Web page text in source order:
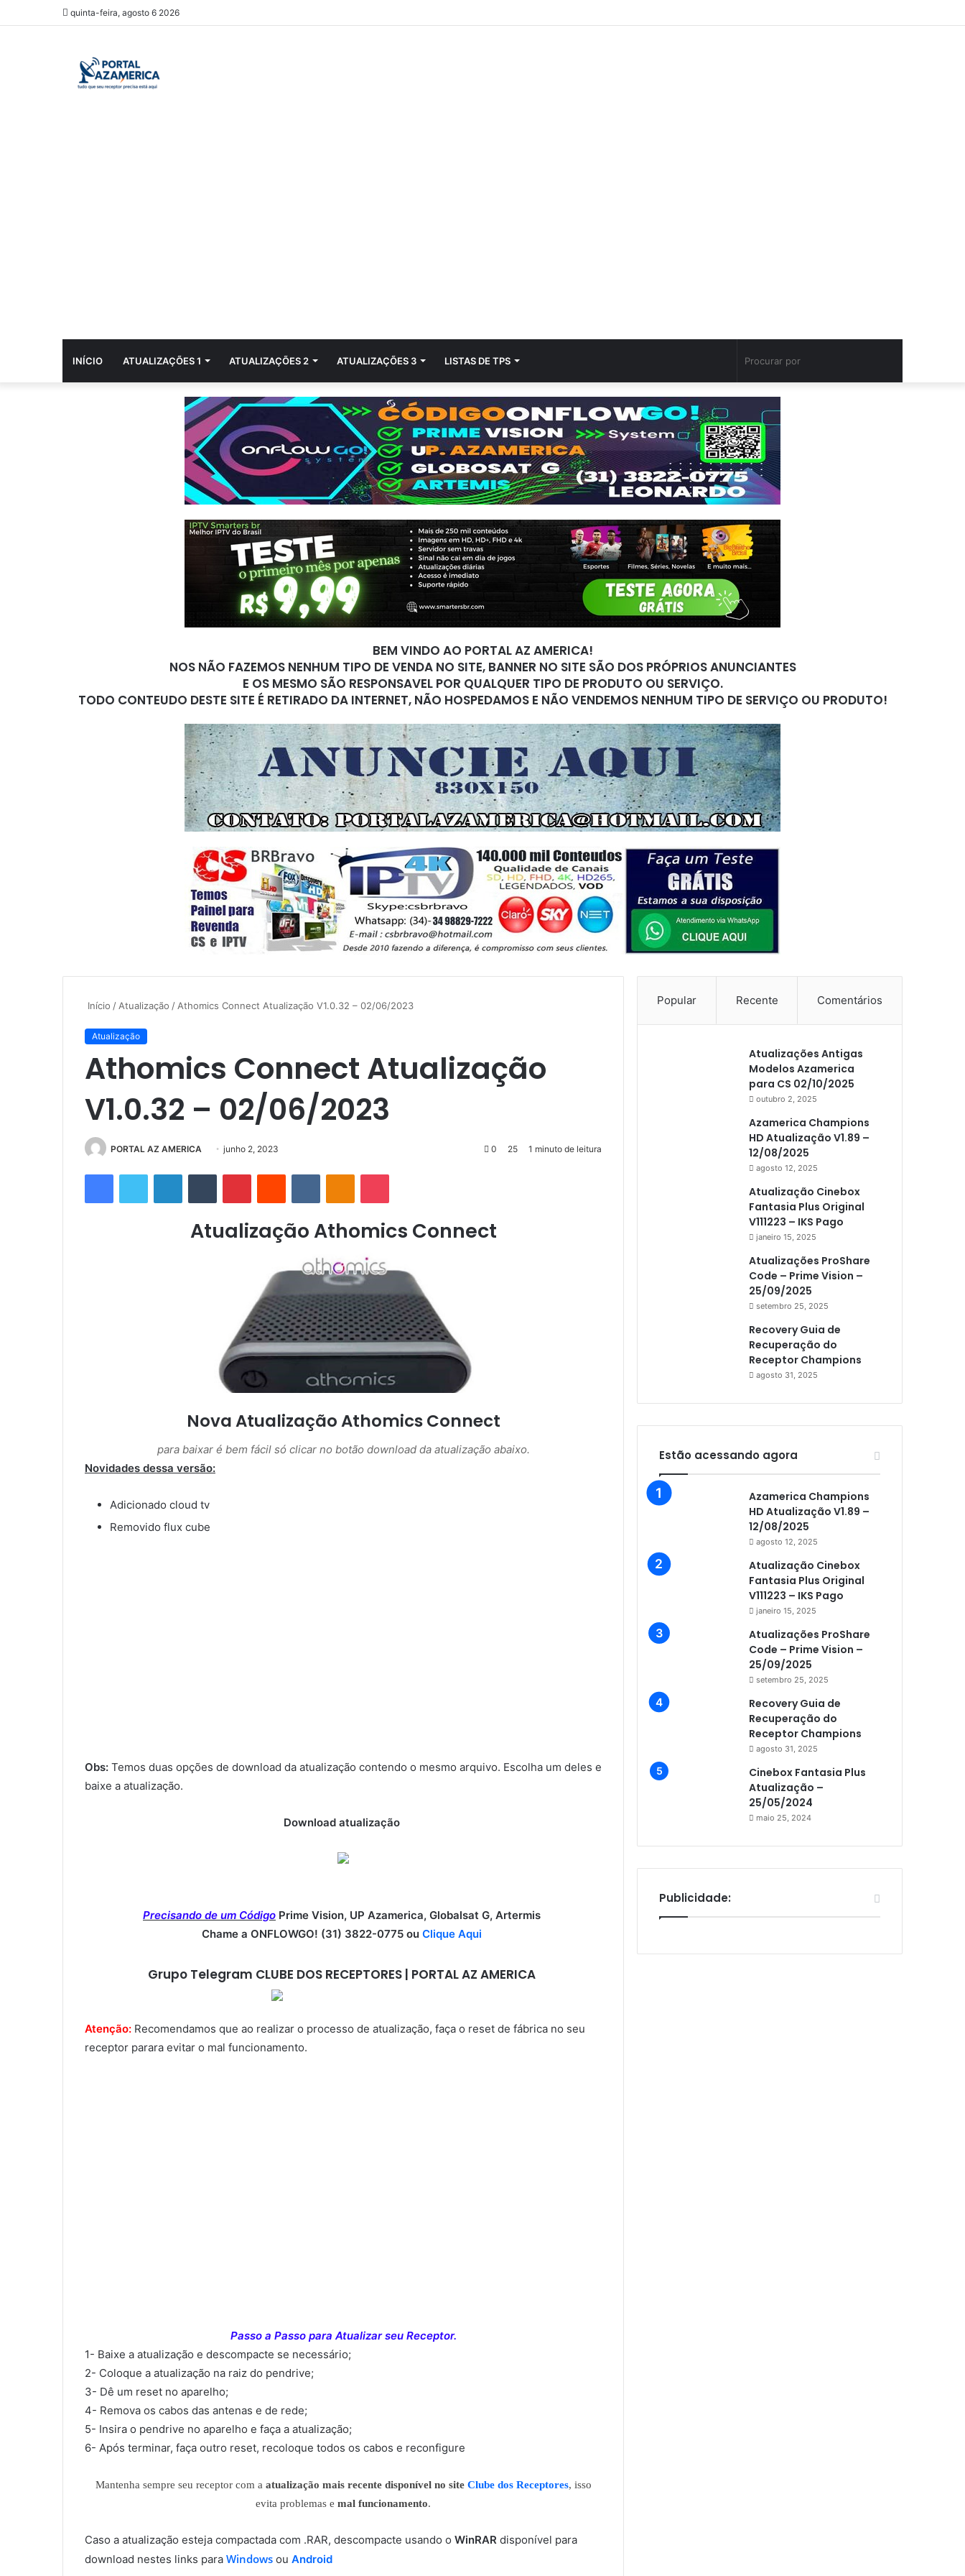
quinta-feira, agosto 6 2026
INÍCIO ATUALIZAÇÕES 1 ATUALIZAÇÕES 2 ATUALIZAÇÕES 3 LISTAS DE TPS Switch
aleatório
BEM VINDO AO PORTAL AZ AMERICA!
NOS NÃO FAZEMOS NENHUM TIPO DE VENDA NO SITE, BANNER NO SITE SÃO DOS PRÓPRIOS ANUNCIANTES
E OS MESMO SÃO RESPONSAVEL POR QUALQUER TIPO DE PRODUTO OU SERVIÇO.
TODO CONTEUDO DESTE SITE É RETIRADO DA INTERNET, NÃO HOSPEDAMOS E NÃO VENDEMOS NENHUM TIPO DE SERVIÇO OU PRODUTO!
Início / Atualização / Athomics Connect Atualização V1.0.32 – 02/06/2023
Atualização
Athomics Connect Atualização
V1.0.32 – 02/06/2023
PORTAL AZ AMERICA
d
u
junho 2, 2023 0 25 1 minuto de leitura
Atualização Athomics Connect
Nova Atualização Athomics Connect
para baixar é bem fácil só clicar no botão download da atualização abaixo.
Novidades dessa versão:
Adicionado cloud tv
Removido flux cube
Obs: Temos duas opções de download da atualização contendo o mesmo arquivo. Escolha um deles e
baixe a atualização.
Download atualização
Precisando de um Código Prime Vision, UP Azamerica, Globalsat G, Artermis
Chame a ONFLOWGO! (31) 3822-0775 ou Clique Aqui
Grupo Telegram CLUBE DOS RECEPTORES | PORTAL AZ AMERICA
Atenção: Recomendamos que ao realizar o processo de atualização, faça o reset de fábrica no seu
receptor parara evitar o mal funcionamento.
Passo a Passo para Atualizar seu Receptor.
1- Baixe a atualização e descompacte se necessário;
2- Coloque a atualização na raiz do pendrive;
3- Dê um reset no aparelho;
4- Remova os cabos das antenas e de rede;
5- Insira o pendrive no aparelho e faça a atualização;
6- Após terminar, faça outro reset, recoloque todos os cabos e reconfigure
Mantenha sempre seu receptor com a atualização mais recente disponível no site Clube dos Receptores, isso
evita problemas e mal funcionamento.
Caso a atualização esteja compactada com .RAR, descompacte usando o WinRAR disponível para
download nestes links para Windows ou Android
Popular Recente Comentários
Atualizações Antigas
Modelos Azamerica
para CS 02/10/2025
outubro 2, 2025
Azamerica Champions
HD Atualização V1.89 –
12/08/2025
agosto 12, 2025
Atualização Cinebox
Fantasia Plus Original
V111223 – IKS Pago
janeiro 15, 2025
Atualizações ProShare
Code – Prime Vision –
25/09/2025
setembro 25, 2025
Recovery Guia de
Recuperação do
Receptor Champions
agosto 31, 2025
Estão acessando agora
Azamerica Champions
HD Atualização V1.89 –
12/08/2025
agosto 12, 2025
Atualização Cinebox
Fantasia Plus Original
V111223 – IKS Pago
janeiro 15, 2025
Atualizações ProShare
Code – Prime Vision –
25/09/2025
setembro 25, 2025
Recovery Guia de
Recuperação do
Receptor Champions
agosto 31, 2025
Cinebox Fantasia Plus
Atualização –
25/05/2024
maio 25, 2024
Publicidade: